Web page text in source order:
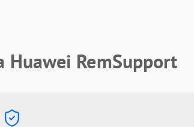
Huawei RemSupport